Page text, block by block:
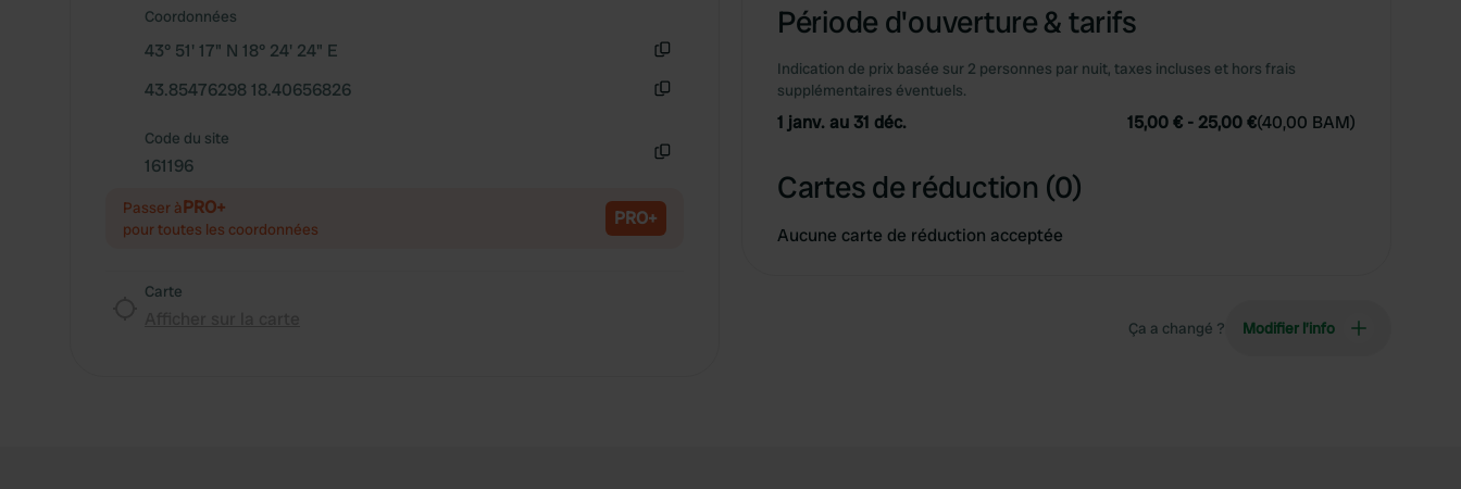
Coordonnées
43° 51' 17" N 18° 24' 24" E
43.85476298 18.40656826
Code du site
161196
Passer àPRO+
pour toutes les coordonnées PRO+
Carte
Période d'ouverture & tarifs
Indication de prix basée sur 2 personnes par nuit, taxes incluses et hors frais
supplémentaires éventuels.
1 janv. au 31 déc. 15,00 € - 25,00 €(40,00 BAM)
Cartes de réduction (0)
Aucune carte de réduction acceptée
Ça a changé ? Modifier l’info